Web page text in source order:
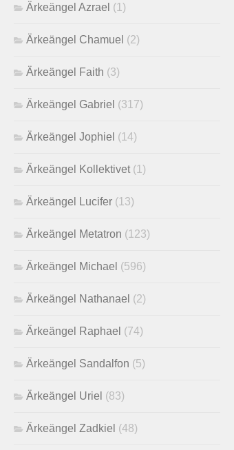
Ärkeängel Azrael (1)
Ärkeängel Chamuel (2)
Ärkeängel Faith (3)
Ärkeängel Gabriel (317)
Ärkeängel Jophiel (14)
Ärkeängel Kollektivet (1)
Ärkeängel Lucifer (13)
Ärkeängel Metatron (123)
Ärkeängel Michael (596)
Ärkeängel Nathanael (2)
Ärkeängel Raphael (74)
Ärkeängel Sandalfon (5)
Ärkeängel Uriel (83)
Ärkeängel Zadkiel (48)